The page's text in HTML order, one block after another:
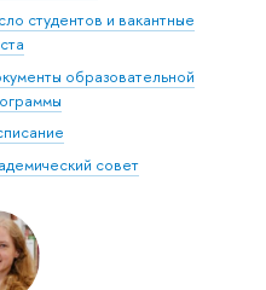
студентов и вакантные
образовательной
совет